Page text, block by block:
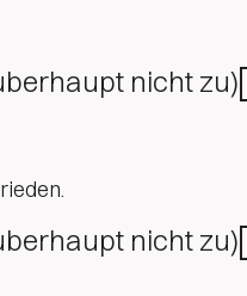
nicht zu)
nicht zu)